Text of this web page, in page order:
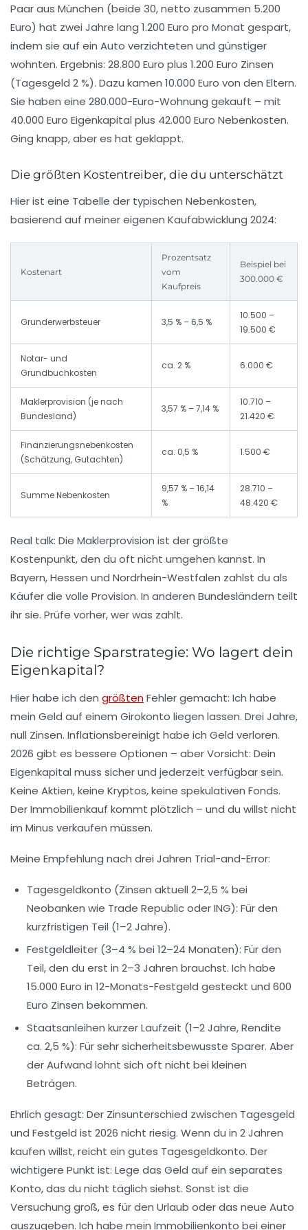
Paar aus München (beide 30, netto zusammen 5.200
Euro) hat zwei Jahre lang 1.200 Euro pro Monat gespart,
indem sie auf ein Auto verzichteten und günstiger
wohnten. Ergebnis: 28.800 Euro plus 1.200 Euro Zinsen
(Tagesgeld 2 %). Dazu kamen 10.000 Euro von den Eltern.
Sie haben eine 280.000-Euro-Wohnung gekauft – mit
40.000 Euro Eigenkapital plus 42.000 Euro Nebenkosten.
Ging knapp, aber es hat geklappt.
Die größten Kostentreiber, die du unterschätzt
Hier ist eine Tabelle der typischen Nebenkosten,
basierend auf meiner eigenen Kaufabwicklung 2024:
Kostenart
Prozentsatz
vom
Kaufpreis
Beispiel bei
300.000 €
Grunderwerbsteuer 3,5 % – 6,5 %
10.500 –
19.500 €
Notar- und
Grundbuchkosten
ca. 2 % 6.000 €
Maklerprovision (je nach
Bundesland)
3,57 % – 7,14 %
10.710 –
21.420 €
Finanzierungsnebenkosten
(Schätzung, Gutachten)
ca. 0,5 % 1.500 €
Summe Nebenkosten
9,57 % – 16,14
%
28.710 –
48.420 €
Real talk: Die Maklerprovision ist der größte
Kostenpunkt, den du oft nicht umgehen kannst. In
Bayern, Hessen und Nordrhein-Westfalen zahlst du als
Käufer die volle Provision. In anderen Bundesländern teilt
ihr sie. Prüfe vorher, wer was zahlt.
Die richtige Sparstrategie: Wo lagert dein
Eigenkapital?
Hier habe ich den größtenFehler gemacht: Ich habe
mein Geld auf einem Girokonto liegen lassen. Drei Jahre,
null Zinsen. Inflationsbereinigt habe ich Geld verloren.
2026 gibt es bessere Optionen – aber Vorsicht: Dein
Eigenkapital muss sicher und jederzeit verfügbarsein.
Keine Aktien, keine Kryptos, keine spekulativen Fonds.
Der Immobilienkauf kommt plötzlich – und du willst nicht
im Minus verkaufen müssen.
Meine Empfehlung nach drei Jahren Trial-and-Error:
Tagesgeldkonto (Zinsen aktuell 2–2,5 % bei
Neobanken wie Trade Republic oder ING): Für den
kurzfristigen Teil (1–2 Jahre).
Festgeldleiter (3–4 % bei 12–24 Monaten): Für den
Teil, den du erst in 2–3 Jahren brauchst. Ich habe
15.000 Euro in 12-Monats-Festgeld gesteckt und 600
Euro Zinsen bekommen.
Staatsanleihen kurzer Laufzeit (1–2 Jahre, Rendite
ca. 2,5 %): Für sehr sicherheitsbewusste Sparer. Aber
der Aufwand lohnt sich oft nicht bei kleinen
Beträgen.
Ehrlich gesagt: Der Zinsunterschied zwischen Tagesgeld
und Festgeld ist 2026 nicht riesig. Wenn du in 2 Jahren
kaufen willst, reicht ein gutes Tagesgeldkonto. Der
wichtigere Punkt ist: Lege das Geld auf ein separates
Konto, das du nicht täglich siehst. Sonst ist die
Versuchung groß, es für den Urlaub oder das neue Auto
auszugeben. Ich habe mein Immobilienkonto bei einer